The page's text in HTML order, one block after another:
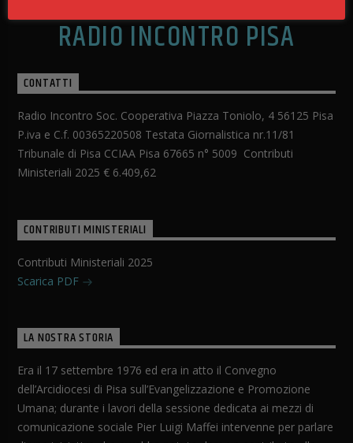
RADIO INCONTRO PISA
CONTATTI
Radio Incontro Soc. Cooperativa Piazza Toniolo, 4 56125 Pisa
P.iva e C.f. 00365220508 Testata Giornalistica nr.11/81
Tribunale di Pisa CCIAA Pisa 67665 n° 5009 Contributi
Ministeriali 2025 € 6.409,62
CONTRIBUTI MINISTERIALI
Contributi Ministeriali 2025
Scarica PDF
LA NOSTRA STORIA
Era il 17 settembre 1976 ed era in atto il Convegno
dell’Arcidiocesi di Pisa sull’Evangelizzazione e Promozione
Umana; durante i lavori della sessione dedicata ai mezzi di
comunicazione sociale Pier Luigi Maffei intervenne per parlare